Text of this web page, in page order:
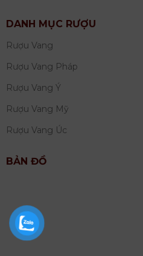
DANH MỤC RƯỢU
Rượu Vang
Rượu Vang Pháp
Rượu Vang Ý
Rượu Vang Mỹ
Rượu Vang Úc
BẢN ĐỒ